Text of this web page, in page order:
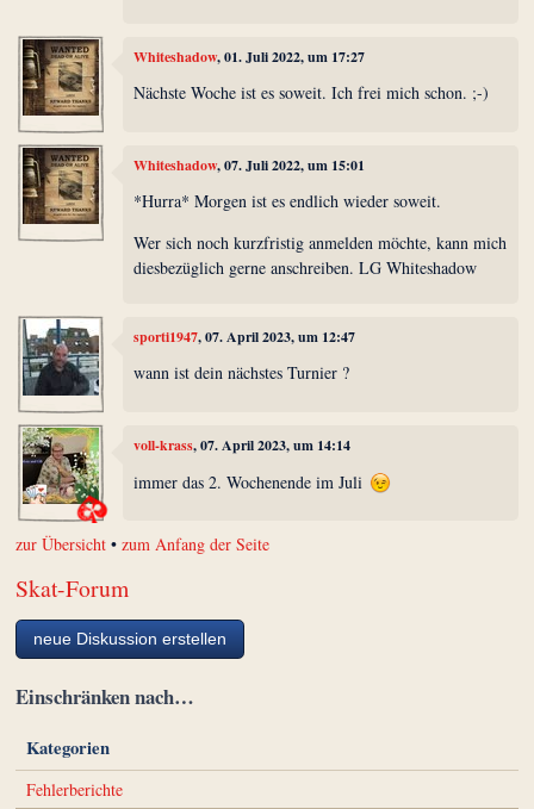
Whiteshadow, 01. Juli 2022, um 17:27
Nächste Woche ist es soweit. Ich frei mich schon. ;-)
Whiteshadow, 07. Juli 2022, um 15:01
*Hurra* Morgen ist es endlich wieder soweit.
Wer sich noch kurzfristig anmelden möchte, kann mich
diesbezüglich gerne anschreiben. LG Whiteshadow
sporti1947, 07. April 2023, um 12:47
wann ist dein nächstes Turnier ?
voll-krass, 07. April 2023, um 14:14
immer das 2. Wochenende im Juli
zur Übersicht •zum Anfang der Seite
Skat-Forum
neue Diskussion erstellen
Einschränken nach…
Kategorien
Fehlerberichte